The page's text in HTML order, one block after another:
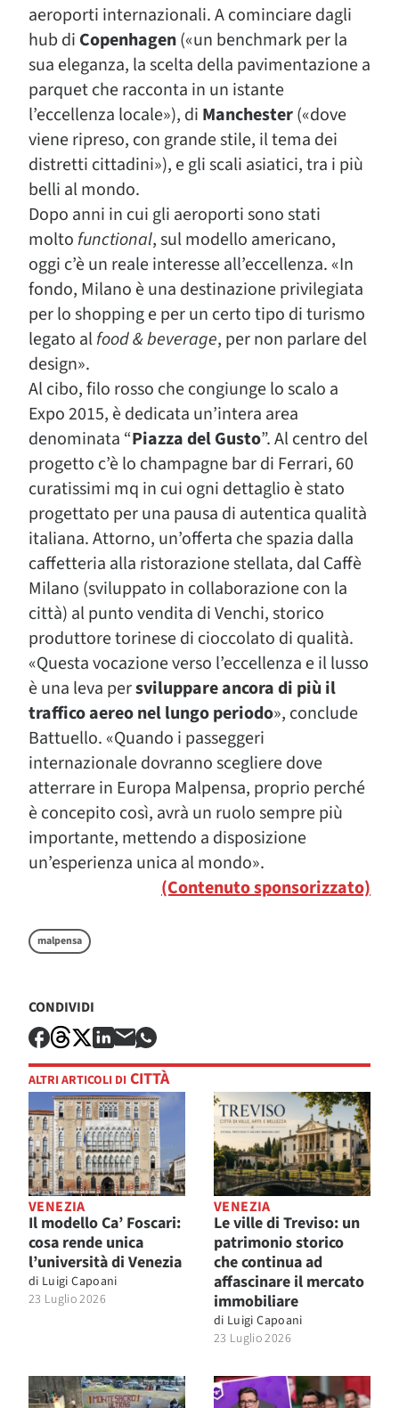
aeroporti internazionali. A cominciare dagli
hub di Copenhagen(«un benchmark per la
sua eleganza, la scelta della pavimentazione a
parquet che racconta in un istante
l’eccellenza locale»), di Manchester(«dove
viene ripreso, con grande stile, il tema dei
distretti cittadini»), e gli scali asiatici, tra i più
belli al mondo.
Dopo anni in cui gli aeroporti sono stati
molto functional, sul modello americano,
oggi c’è un reale interesse all’eccellenza. «In
fondo, Milano è una destinazione privilegiata
per lo shopping e per un certo tipo di turismo
legato alfood & beverage, per non parlare del
design».
Al cibo, filo rosso che congiunge lo scalo a
Expo 2015, è dedicata un’intera area
denominata “Piazza del Gusto”. Al centro del
progetto c’è lo champagne bar di Ferrari, 60
curatissimi mq in cui ogni dettaglio è stato
progettato per una pausa di autentica qualità
italiana. Attorno, un’offerta che spazia dalla
caffetteria alla ristorazione stellata, dal Caffè
Milano (sviluppato in collaborazione con la
città) al punto vendita di Venchi, storico
produttore torinese di cioccolato di qualità.
«Questa vocazione verso l’eccellenza e il lusso
è una leva persviluppare ancora di più il
traffico aereo nel lungo periodo», conclude
Battuello. «Quando i passeggeri
internazionale dovranno scegliere dove
atterrare in Europa Malpensa, proprio perché
è concepito così, avrà un ruolo sempre più
importante, mettendo a disposizione
un’esperienza unica al mondo».
(Contenuto sponsorizzato)
malpensa
CONDIVIDI
ALTRI ARTICOLI DI CITTÀ
VENEZIA
Il modello Ca’ Foscari:
cosa rende unica
l’università di Venezia
di Luigi Capoani
23 Luglio 2026
VENEZIA
Le ville di Treviso: un
patrimonio storico
che continua ad
affascinare il mercato
immobiliare
di Luigi Capoani
23 Luglio 2026